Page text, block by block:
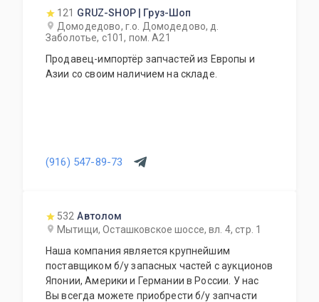
121 GRUZ-SHOP | Груз-Шоп
Домодедово, г.о. Домодедово, д.
Заболотье, с101, пом. А21
Продавец-импортёр запчастей из Европы и
Азии со своим наличием на складе.
(916) 547-89-73
532 Автолом
Мытищи, Осташковское шоссе, вл. 4, стр. 1
Наша компания является крупнейшим
поставщиком б/у запасных частей с аукционов
Японии, Америки и Германии в России. У нас
Вы всегда можете приобрести б/у запчасти